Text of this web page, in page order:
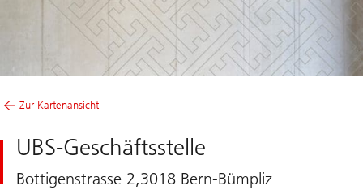
Zur Kartenansicht
UBS-Geschäftsstelle
Bottigenstrasse 2,3018 Bern-Bümpliz